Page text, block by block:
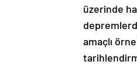
üzerinde
amaçlı